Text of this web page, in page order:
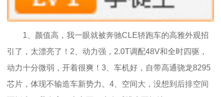
1、颜值高，我一眼就被奔驰CLE轿跑车的高雅外观招
引了，太漂亮了！2、动力强，2.0T调配48V和全时四驱，
动力十分微弱，开着很爽！3、车机好，自带高通骁龙8295
芯片，体现不输造车新势力。4、空间大，没想到后排空间